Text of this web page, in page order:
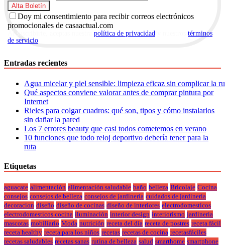
Doy mi consentimiento para recibir correos electrónicos
promocionales de casaactual.com
política de privacidad
términos
de servicio
Entradas recientes
Agua micelar y piel sensible: limpieza eficaz sin complicar la
Qué aspectos conviene valorar antes de comprar pintura por
Internet
Rieles para colgar cuadros: qué son, tipos y cómo instalarlos
sin dañar la pared
Los 7 errores beauty que casi todos cometemos en verano
10 funciones que todo reloj deportivo debería tener para la
ruta
Etiquetas
aguacate alimentación alimentación saludable baño belleza Bricolaje Cocina
consejos consejos de belleza consejos de jardineria cuidados de jardineria
decoracion diseño diseño de cocinas diseño de interiores electrodomesticos
electrodomesticos cocina iluminación interior design interiorismo jardineria
mascotas mobiliario Moda nutrición receta del día receta de postres receta fácil
receta healthy receta para los niños recetas recetas de cocina recetasfáciles
recetas saludables recetas sanas rutina de belleza salud smarthome smartphone